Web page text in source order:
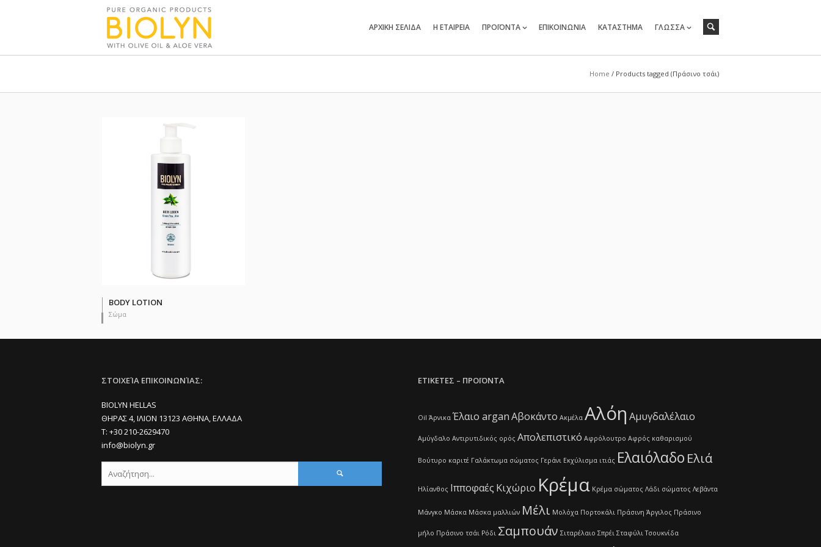
ΑΡΧΙΚΗ ΣΕΛΙΔΑ Η ΕΤΑΙΡΕΙΑ ΠΡΟΪΟΝΤΑ ΕΠΙΚΟΙΝΩΝΙΑ ΚΑΤΑΣΤΗΜΑ ΓΛΩΣΣΑ
Home / Products tagged (Πράσινο τσάι)
BODY LOTION
Σώμα
ΣΤΟΙΧΕΊΑ ΕΠΙΚΟΙΝΩΝΊΑΣ:
BIOLYN HELLAS
ΘΗΡΑΣ 4, ΙΛΙΟΝ 13123 ΑΘΗΝΑ, ΕΛΛΑΔΑ
Τ: +30 210-2629470
info@biolyn.gr
ΕΤΙΚΕΤΕΣ – ΠΡΟΪΟΝΤΑ
Oil Άρνικα Έλαιο arganΑβοκάντο Ακμέλα Αλόη Αμυγδαλέλαιο
Αμύγδαλο Αντιρυτιδικός ορός Απολεπιστικό Αφρόλουτρο Αφρός καθαρισμού
Βούτυρο καριτέ Γαλάκτωμα σώματος Γεράνι Εκχύλισμα ιτιάς Ελαιόλαδο Ελιά
Ηλίανθος Ιπποφαές Κιχώριο Κρέμα Κρέμα σώματος Λάδι σώματος Λεβάντα
Μάνγκο Μάσκα Μάσκα μαλλιών Μέλι Μολόχα Πορτοκάλι Πράσινη Άργιλος Πράσινο
μήλο Πράσινο τσάι Ρόδι Σαμπουάν Σιταρέλαιο Σπρέι Σταφύλι Τσουκνίδα